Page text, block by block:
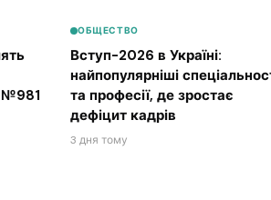
№981
ОБЩЕСТВО
Вступ-2026 в Україні:
найпопулярніші
та професії, де зростає
дефіцит кадрів
3 дня тому